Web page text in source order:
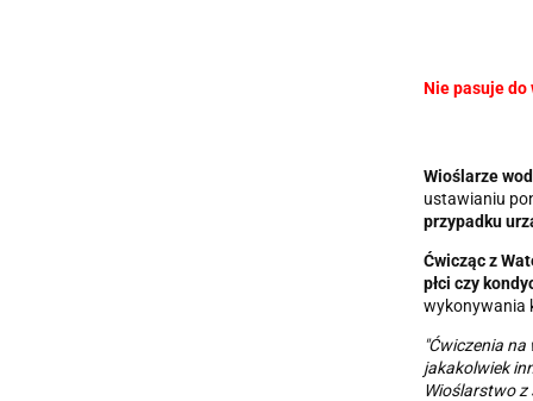
Nie pasuje do
Wioślarze
ustawianiu
przypadku
Ćwicząc z
płci czy
wykonywania
"Ćwiczenia
jakakolwiek
Wioślarstwo z